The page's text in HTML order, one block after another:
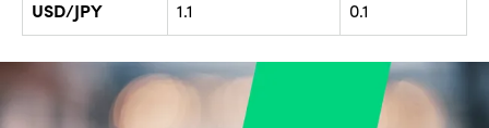
USD/JPY 1.1 0.1